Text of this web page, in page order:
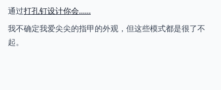
通过打孔钉设计你会......
我不确定我爱尖尖的指甲的外观，但这些模式都是很了不
起。